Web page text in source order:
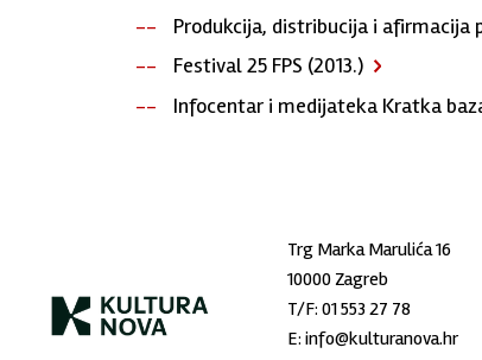
Produkcija, distribucija i afirmacija
Festival 25 FPS (2013.)
Infocentar i medijateka Kratka
Trg Marka Marulića 16
10000 Zagreb
T/F: 01 553 27 78
E: info@kulturanova.hr